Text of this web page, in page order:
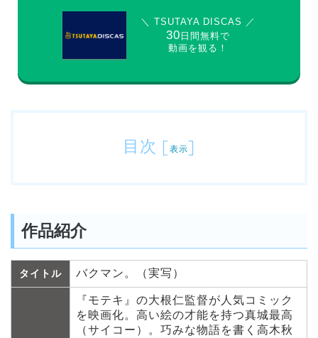
＼ TSUTAYA DISCAS ／
30 日間無料で
動画を観る！
目次 [ 表示]
作品紹介
タイトル バクマン。（実写）
『モテキ』の大根仁監督が人気コミック
を映画化。高い絵の才能を持つ真城最高
（サイコー）。巧みな物語を書く高木秋